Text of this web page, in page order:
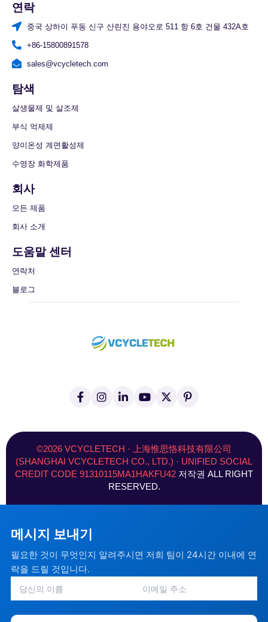
연락
중국 상하이 푸동 신구 산린진 용야오로 511 항 6호 건물 432A호
+86-15800891578
sales@vcycletech.com
탐색
살생물제 및 살조제
부식 억제제
양이온성 계면활성제
수영장 화학제품
회사
모든 제품
회사 소개
도움말 센터
연락처
블로그
페
이
-
f
인
스
램
크
유
튜
엑
스
위
터
)
핀
터
트
©2026 VCYCLETECH · 上海惟思恪科技有限公司
(SHANGHAI VCYCLETECH CO., LTD.) · UNIFIED SOCIAL
CREDIT CODE 91310115MA1HAKFU42 저작권 ALL RIGHT
RESERVED.
메시지 보내기
필요한 것이 무엇인지 알려주시면 저희 팀이 24시간 이내에 연
락을 드릴 것입니다.